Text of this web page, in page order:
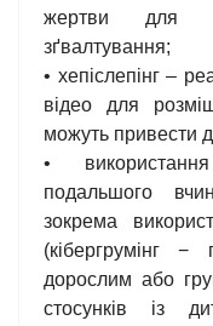
жертви для
зґвалтування;
• хепіслепінг –
відео для
можуть привести
•
подальшого
зокрема
(кібергрумінг
дорослим або
стосунків із